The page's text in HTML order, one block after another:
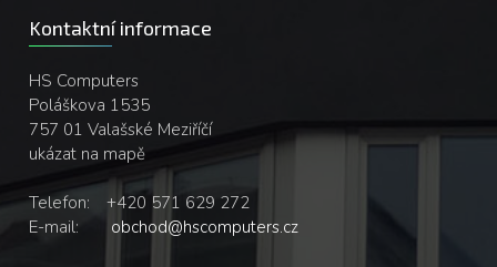
Kontaktní informace
HS Computers
Poláškova 1535
757 01 Valašské Meziříčí
ukázat na mapě
Telefon:
+420 571 629 272
E-mail:
obchod@hscomputers.cz